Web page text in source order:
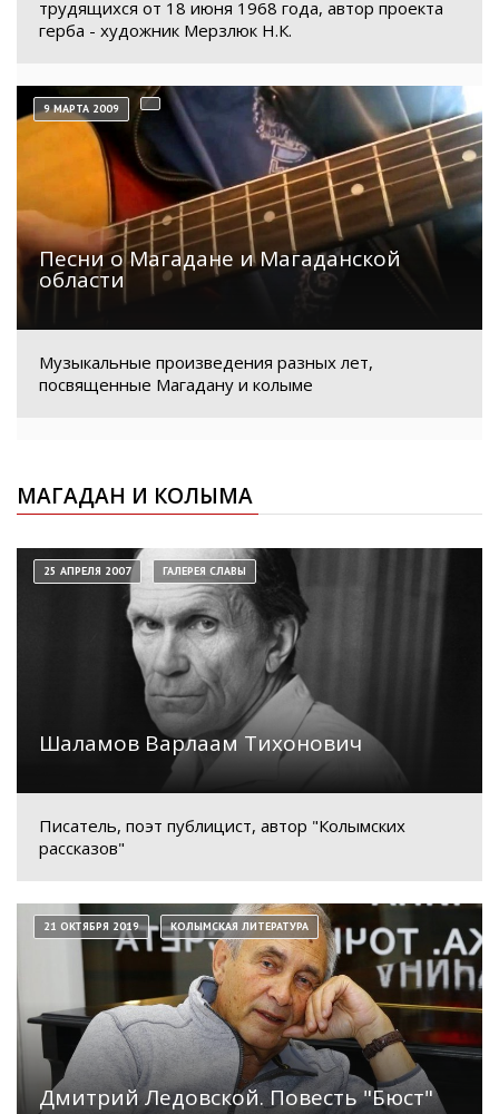
трудящихся от 18 июня 1968 года, автор проекта
герба - художник Мерзлюк Н.К.
Песни о Магадане и Магаданской
области
9 МАРТА 2009
Музыкальные произведения разных лет,
посвященные Магадану и колыме
МАГАДАН И КОЛЫМА
Шаламов Варлаам Тихонович
25 АПРЕЛЯ 2007 ГАЛЕРЕЯ СЛАВЫ
Писатель, поэт публицист, автор "Колымских
рассказов"
Дмитрий Ледовской. Повесть "Бюст"
21 ОКТЯБРЯ 2019 КОЛЫМСКАЯ ЛИТЕРАТУРА